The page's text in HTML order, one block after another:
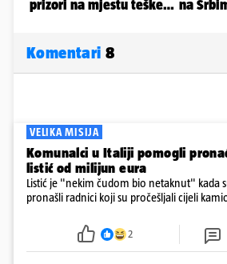
Komentari 8
VELIKA MISIJA
Komunalci u Italiji pomogli
listić od milijun eura
Listić je "nekim čudom bio netaknut" kada
pronašli radnici koji su pročešljali cijeli
tvrtke SANB u južnoj talijanskoj pokrajini
AFP u utorak.
2